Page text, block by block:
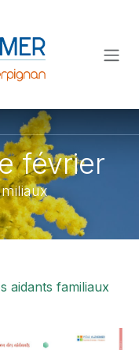
février
aidants familiaux